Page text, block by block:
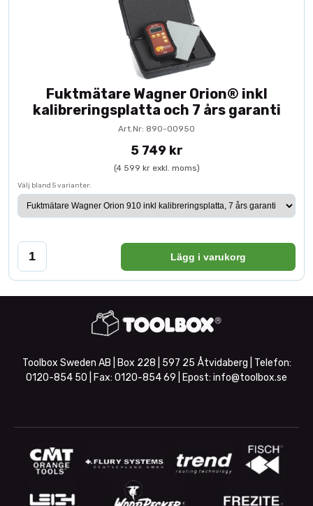
Fuktmätare Wagner Orion® inkl
kalibreringsplatta och 7 års garanti
Art.Nr: 890-00950
5 749 kr
(4 599 kr exkl. moms)
Välj bland 5 varianter:
Lägg i varukorg
Toolbox Sweden AB | Box 228 | 597 25 Åtvidaberg | Telefon:
0120-854 50 | Fax: 0120-854 69 | Epost: info@toolbox.se